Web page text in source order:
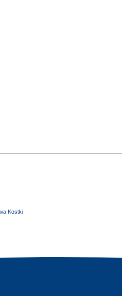
Kostki